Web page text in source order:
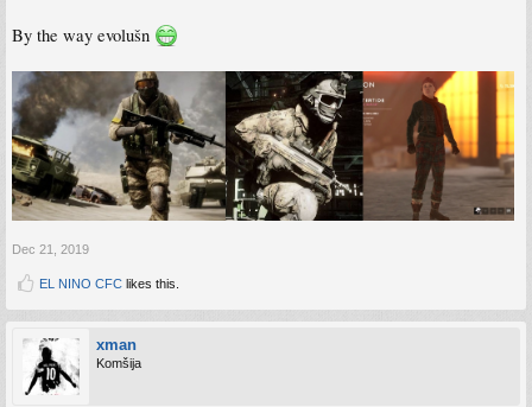
By the way evolušn
Dec 21, 2019
EL NINO CFC likes this.
xman
Komšija